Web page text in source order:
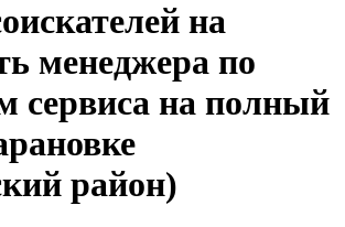
на
менеджера по
сервиса на полный
район)